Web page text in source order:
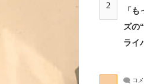
2
「
ズの
ライ
コ